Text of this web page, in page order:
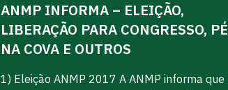
ANMP INFORMA – ELEIÇÃO,
LIBERAÇÃO PARA CONGRESSO, PÉ
NA COVA E OUTROS
1) Eleição ANMP 2017 A ANMP informa que